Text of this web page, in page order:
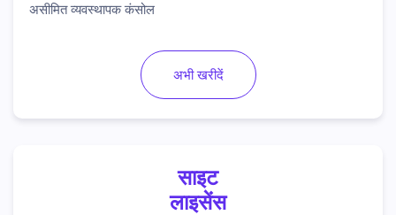
असीमित व्यवस्थापक कंसोल
अभी खरीदें
साइट
लाइसेंस